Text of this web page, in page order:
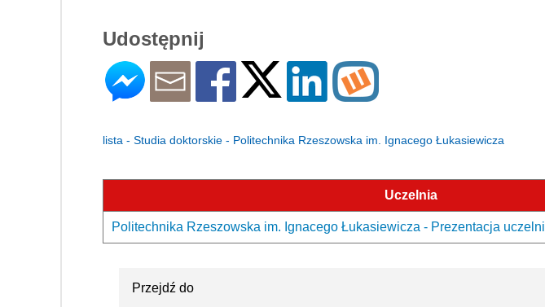
Udostępnij
lista - Studia doktorskie - Politechnika Rzeszowska im. Ignacego Łukasiewicza
Uczelnia
Politechnika Rzeszowska im. Ignacego Łukasiewicza - Prezentacja uczelni
Przejdź do